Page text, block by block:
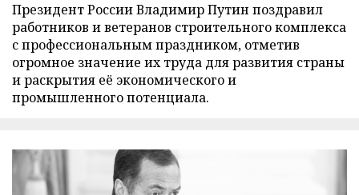
Президент России Владимир Путин поздравил
работников и ветеранов строительного комплекса
с профессиональным праздником, отметив
огромное значение их труда для развития страны
и раскрытия её экономического и
промышленного потенциала.